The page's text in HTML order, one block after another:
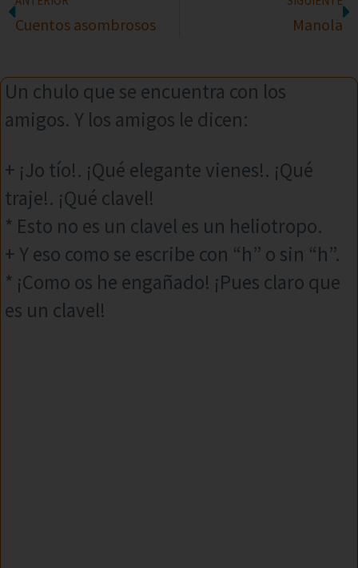
Cuentos asombrosos Manola
Un chulo que se encuentra con los
amigos. Y los amigos le dicen:
+ ¡Jo tío!. ¡Qué elegante vienes!. ¡Qué
traje!. ¡Qué clavel!
* Esto no es un clavel es un heliotropo.
+ Y eso como se escribe con “h” o sin “h”.
* ¡Como os he engañado! ¡Pues claro que
es un clavel!